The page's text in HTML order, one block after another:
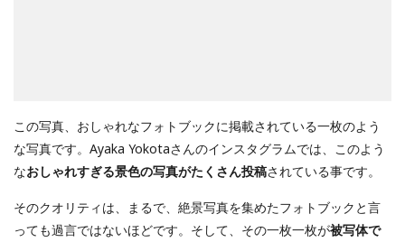
この写真、おしゃれなフォトブックに掲載されている一枚のよう
な写真です。Ayaka Yokotaさんのインスタグラムでは、このよう
なおしゃれすぎる景色の写真がたくさん投稿されている事です。
そのクオリティは、まるで、絶景写真を集めたフォトブックと言
っても過言ではないほどです。そして、その一枚一枚が被写体で